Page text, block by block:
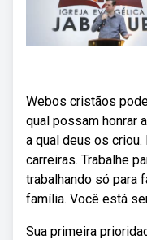
Webos cristãos
qual possam honrar
a qual deus os
carreiras. Trabalhe
trabalhando só para
família. Você está
Sua primeira